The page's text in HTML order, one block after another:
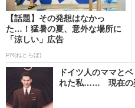
【話題】その発想はなかっ
た…！猛暑の夏、意外な場所に
「涼しい」広告
PR(ねとらぼ)
ドイツ人のママと
れた私…… 現在の